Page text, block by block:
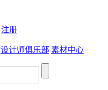
注册
设计师俱乐部 素材中心